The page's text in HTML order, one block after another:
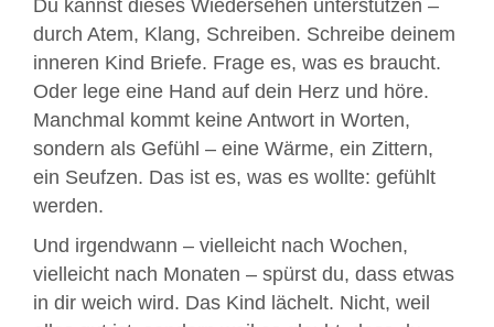
Du kannst dieses Wiedersehen unterstützen –
durch Atem, Klang, Schreiben. Schreibe deinem
inneren Kind Briefe. Frage es, was es braucht.
Oder lege eine Hand auf dein Herz und höre.
Manchmal kommt keine Antwort in Worten,
sondern als Gefühl – eine Wärme, ein Zittern,
ein Seufzen. Das ist es, was es wollte: gefühlt
werden.
Und irgendwann – vielleicht nach Wochen,
vielleicht nach Monaten – spürst du, dass etwas
in dir weich wird. Das Kind lächelt. Nicht, weil